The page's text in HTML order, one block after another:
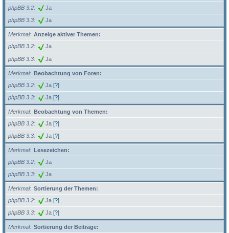
phpBB 3.2
Ja
phpBB 3.3 Ja
Merkmal
Anzeige aktiver Themen:
phpBB 3.2
Ja
phpBB 3.3 Ja
Merkmal
Beobachtung von Foren:
phpBB 3.2
Ja [?]
phpBB 3.3 Ja [?]
Merkmal
Beobachtung von Themen:
phpBB 3.2
Ja [?]
phpBB 3.3 Ja [?]
Merkmal
Lesezeichen:
phpBB 3.2
Ja
phpBB 3.3 Ja
Merkmal
Sortierung der Themen:
phpBB 3.2
Ja [?]
phpBB 3.3 Ja [?]
Merkmal
Sortierung der Beiträge: